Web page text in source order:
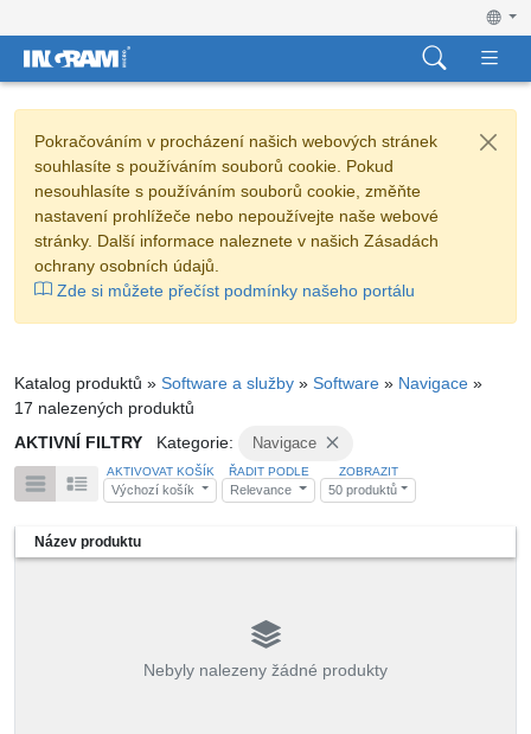
Pokračováním v procházení našich webových stránek
souhlasíte s používáním souborů cookie. Pokud
nesouhlasíte s používáním souborů cookie, změňte
nastavení prohlížeče nebo nepoužívejte naše webové
stránky. Další informace naleznete v našich Zásadách
ochrany osobních údajů.
Zde si můžete přečíst podmínky našeho portálu
Katalog produktů » Software a služby » Software » Navigace »
17 nalezených produktů
AKTIVNÍ FILTRY
Kategorie: Navigace
AKTIVOVAT KOŠÍK
Výchozí košík
ŘADIT PODLE
Relevance
ZOBRAZIT
50 produktů
Název produktu
Nebyly nalezeny žádné produkty